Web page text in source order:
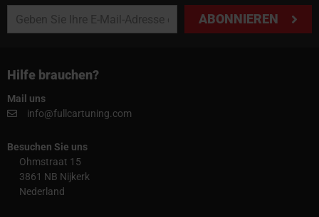
ABONNIEREN
Hilfe brauchen?
Mail uns
info@fullcartuning.com
Besuchen Sie uns
Ohmstraat 15
3861 NB Nijkerk
Nederland